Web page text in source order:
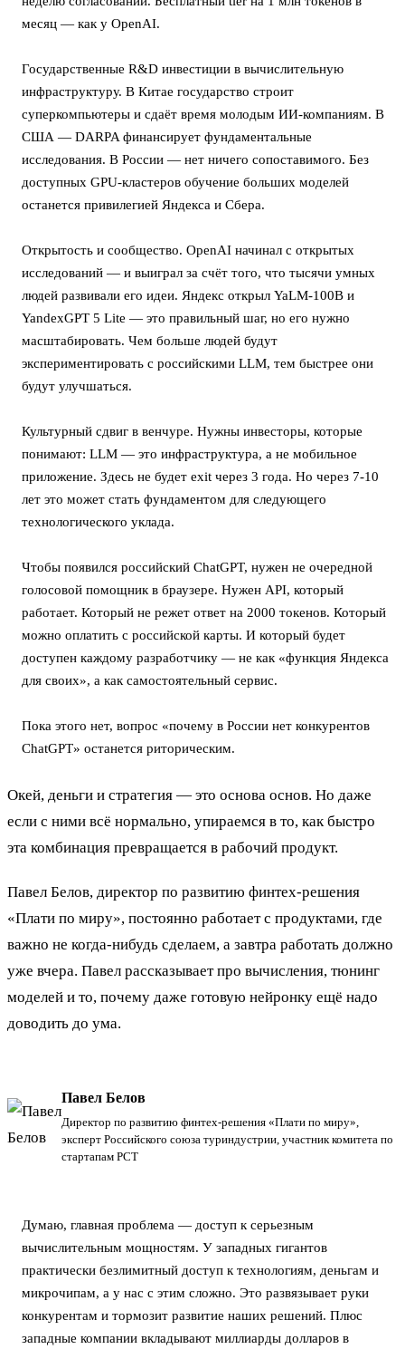
месяц — как у OpenAI.
Государственные R&D инвестиции в вычислительную
инфраструктуру. В Китае государство строит
суперкомпьютеры и сдаёт время молодым ИИ-компаниям. В
США — DARPA финансирует фундаментальные
исследования. В России — нет ничего сопоставимого. Без
доступных GPU-кластеров обучение больших моделей
останется привилегией Яндекса и Сбера.
Открытость и сообщество. OpenAI начинал с открытых
исследований — и выиграл за счёт того, что тысячи умных
людей развивали его идеи. Яндекс открыл YaLM-100B и
YandexGPT 5 Lite — это правильный шаг, но его нужно
масштабировать. Чем больше людей будут
экспериментировать с российскими LLM, тем быстрее они
будут улучшаться.
Культурный сдвиг в венчуре. Нужны инвесторы, которые
понимают: LLM — это инфраструктура, а не мобильное
приложение. Здесь не будет exit через 3 года. Но через 7-10
лет это может стать фундаментом для следующего
технологического уклада.
Чтобы появился российский ChatGPT, нужен не очередной
голосовой помощник в браузере. Нужен API, который
работает. Который не режет ответ на 2000 токенов. Который
можно оплатить с российской карты. И который будет
доступен каждому разработчику — не как «функция Яндекса
для своих», а как самостоятельный сервис.
Пока этого нет, вопрос «почему в России нет конкурентов
ChatGPT» останется риторическим.
Окей, деньги и стратегия — это основа основ. Но даже
если с ними всё нормально, упираемся в то, как быстро
эта комбинация превращается в рабочий продукт.
Павел Белов, директор по развитию финтех-решения
«Плати по миру», постоянно работает с продуктами, где
важно не когда-нибудь сделаем, а завтра работать должно
уже вчера. Павел рассказывает про вычисления, тюнинг
моделей и то, почему даже готовую нейронку ещё надо
доводить до ума.
Павел Белов
Директор по развитию финтех-решения «Плати по миру»,
эксперт Российского союза туриндустрии, участник комитета по
стартапам РСТ
Думаю, главная проблема — доступ к серьезным
вычислительным мощностям. У западных гигантов
практически безлимитный доступ к технологиям, деньгам и
микрочипам, а у нас с этим сложно. Это развязывает руки
конкурентам и тормозит развитие наших решений. Плюс
западные компании вкладывают миллиарды долларов в